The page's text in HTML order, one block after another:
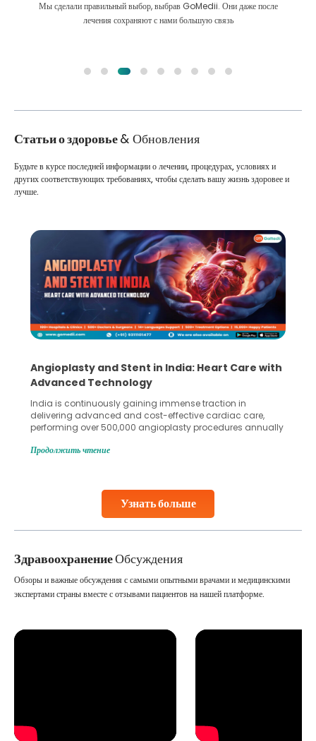
Мы сделали правильный выбор, выбрав GoMedii. Они даже после
лечения сохраняют с нами большую связь
Статьи о здоровье& Обновления
Узнать больше
Будьте в курсе последней информации о лечении, процедурах, условиях и
других соответствующих требованиях, чтобы сделать вашу жизнь здоровее и
лучше.
Angioplasty and Stent in India: Heart Care with
Advanced Technology
India is continuously gaining immense traction in
delivering advanced and cost-effective cardiac care,
performing over 500,000 angioplasty procedures annually
globe are searching for treatments like angioplasty and
Studies, such as one published
Продолжить чтение
ЗдравоохранениеОбсуждения
Обзоры и важные обсуждения с самыми опытными врачами и медицинскими
экспертами страны вместе с отзывами пациентов на нашей платформе.